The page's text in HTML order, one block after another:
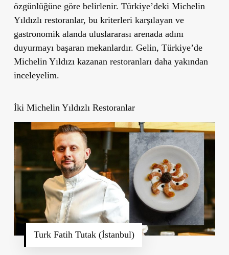
özgünlüğüne göre belirlenir. Türkiye’deki Michelin
Yıldızlı restoranlar, bu kriterleri karşılayan ve
gastronomik alanda uluslararası arenada adını
duyurmayı başaran mekanlardır. Gelin, Türkiye’de
Michelin Yıldızı kazanan restoranları daha yakından
inceleyelim.
İki Michelin Yıldızlı Restoranlar
Turk Fatih Tutak (İstanbul)